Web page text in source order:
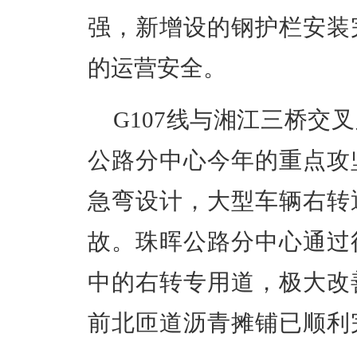
强，新增设的钢护栏安
的运营安全。
G107线与湘江三桥交
公路分中心今年的重点
急弯设计，大型车辆右
故。珠晖公路分中心通
中的右转专用道，极大
前北匝道沥青摊铺已顺